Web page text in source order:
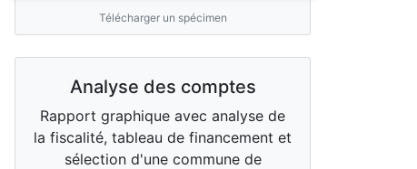
Télécharger un spécimen
Analyse des comptes
Rapport graphique avec analyse de
la fiscalité, tableau de financement et
sélection d'une commune de